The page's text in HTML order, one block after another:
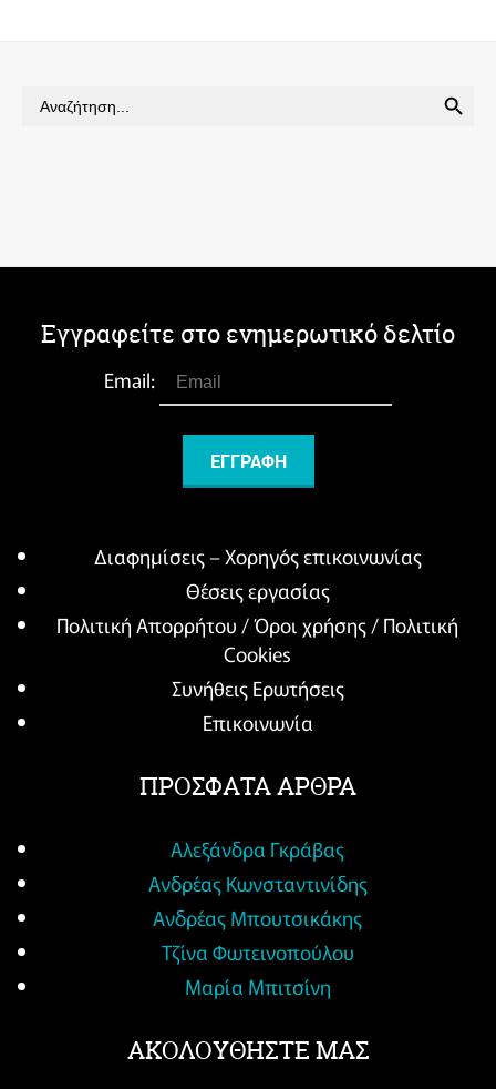
Search
for:
Εγγραφείτε στο ενημερωτικό δελτίο
Email:
Διαφημίσεις – Χορηγός επικοινωνίας
Θέσεις εργασίας
Πολιτική Απορρήτου / Όροι χρήσης / Πολιτική
Cookies
Συνήθεις Ερωτήσεις
Επικοινωνία
ΠΡΟΣΦΑΤΑ ΑΡΘΡΑ
Αλεξάνδρα Γκράβας
Ανδρέας Κωνσταντινίδης
Ανδρέας Μπουτσικάκης
Τζίνα Φωτεινοπούλου
Μαρία Μπιτσίνη
ΑΚΟΛΟΥΘΗΣΤΕ ΜΑΣ